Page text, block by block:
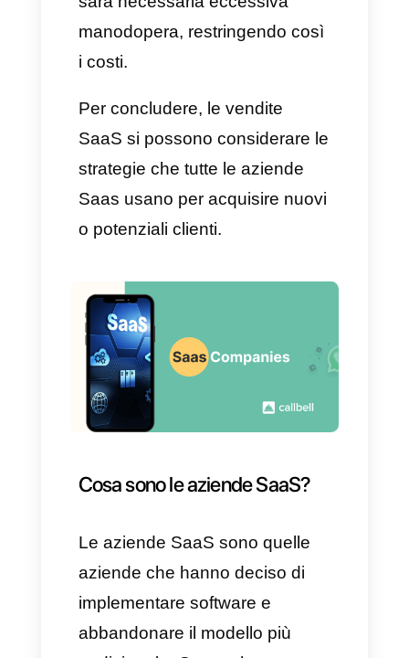
perché decidono di basare la
loro attività su questo modello.
Ciò si deve a diversi fattori
come i costi, la facilità di non
avere una sede fisica o di
avviare un’attività,
in tutto il mondo, un mercato più
ampio, ecc.
Per le aziende, alcuni dei
vantaggi
dovuti alle vendite
Tutto ciò che ti serve è
l’accesso al cloud senza dover
installare niente.